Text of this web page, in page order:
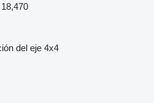
del eje 4x4